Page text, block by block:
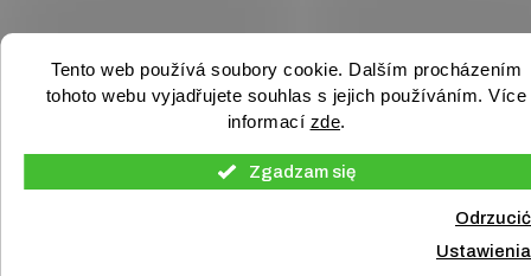
Tento web používá soubory cookie. Dalším procházením
tohoto webu vyjadřujete souhlas s jejich používáním. Více
informací zde.
Zgadzam się
Ustawienia
Odrzucić